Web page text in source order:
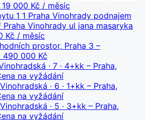
000 Kč / měsíc
1 1 Praha Vinohrady podnajem
Vinohrady ul jana masaryka
Kč / měsíc
prostor, Praha 3 –
000 Kč
· 7 · 4+kk – Praha,
na vyžádání
· 6 · 1+kk – Praha,
na vyžádání
· 5 · 3+kk – Praha,
na vyžádání